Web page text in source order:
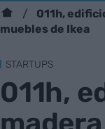
011h,
muebles de Ikea
STARTUPS
011h,